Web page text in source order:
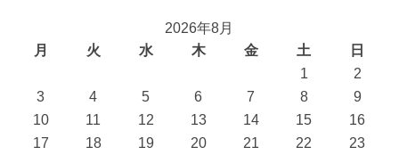
2026年8月
月
火 水 木 金 土
日
1
2
3
4 5 6 7 8
9
10
11 12 13 14 15
16
17
18 19 20 21 22 23